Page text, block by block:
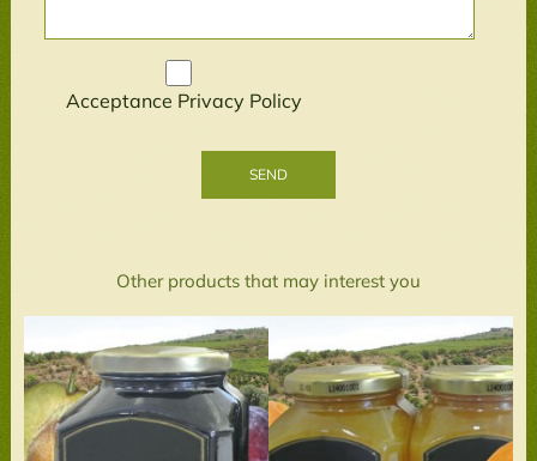
Acceptance Privacy Policy
Other products that may interest you